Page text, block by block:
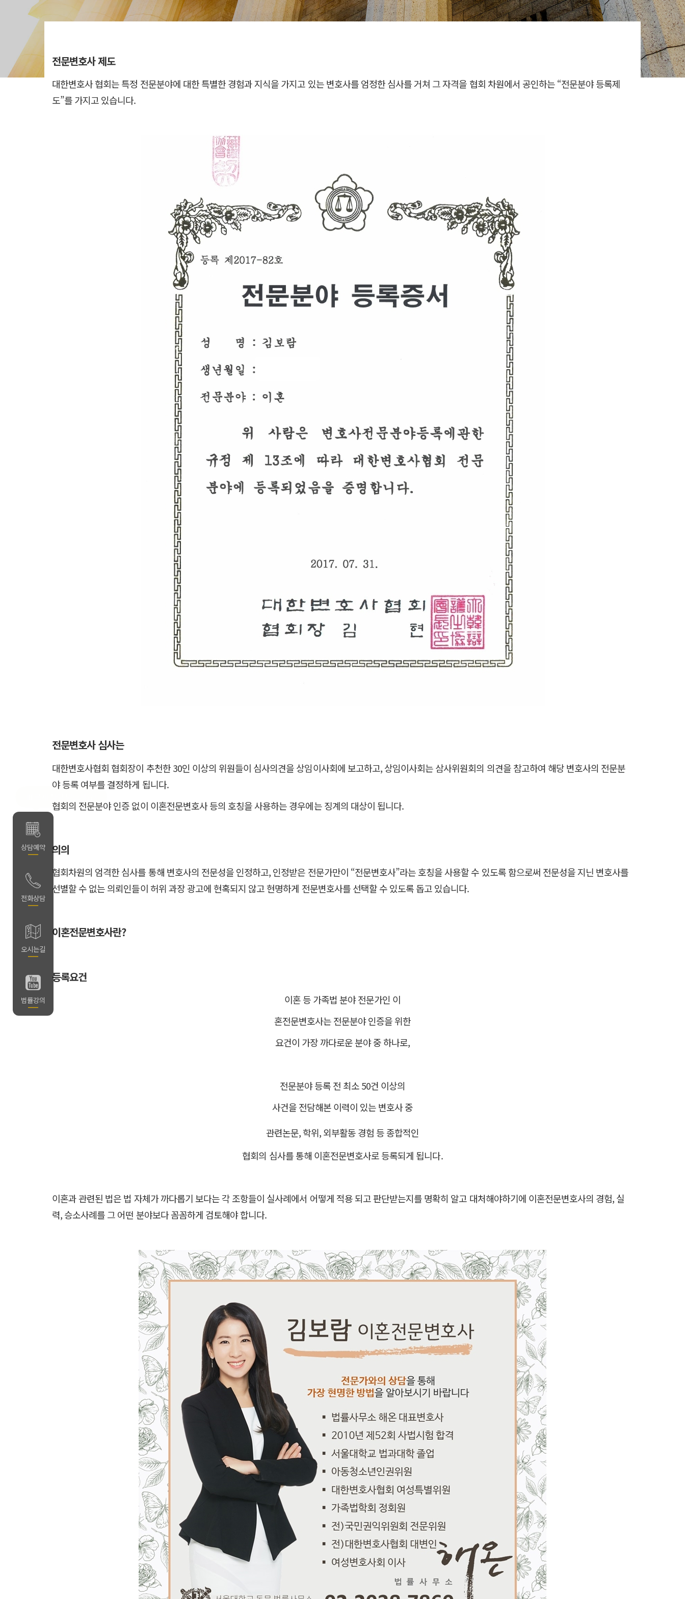
전문변호사 제도
대한변호사 협회는 특정 전문분야에 대한 특별한 경험과 지식을 가지고 있는 변호사를 엄정한 심사를 거쳐 그 자격을 협회 차원에서 공인하는 “전문분야 등록제
도”를 가지고 있습니다.
전문변호사 심사는
대한변호사협회 협회장이 추천한 30인 이상의 위원들이 심사의견을 상임이사회에 보고하고, 상임이사회는 삼사위원회의 의견을 참고하여 해당 변호사의 전문분
야 등록 여부를 결정하게 됩니다.
협회의 전문분야 인증 없이 이혼전문변호사 등의 호칭을 사용하는 경우에는 징계의 대상이 됩니다.
의의
협회차원의 엄격한 심사를 통해 변호사의 전문성을 인정하고, 인정받은 전문가만이 “전문변호사”라는 호칭을 사용할 수 있도록 함으로써 전문성을 지닌 변호사를
선별할 수 없는 의뢰인들이 허위 과장 광고에 현혹되지 않고 현명하게 전문변호사를 선택할 수 있도록 돕고 있습니다.
이혼전문변호사란?
등록요건
이혼 등 가족법 분야 전문가인 이
혼전문변호사는 전문분야 인증을 위한
요건이 가장 까다로운 분야 중 하나로,
전문분야 등록 전 최소 50건 이상의
사건을 전담해본 이력이 있는 변호사 중
관련논문, 학위, 외부활동 경험 등 종합적인
협회의 심사를 통해 이혼전문변호사로 등록되게 됩니다.
이혼과 관련된 법은 법 자체가 까다롭기 보다는 각 조항들이 실사례에서 어떻게 적용 되고 판단받는지를 명확히 알고 대처해야하기에 이혼전문변호사의 경험, 실
력, 승소사례를 그 어떤 분야보다 꼼꼼하게 검토해야 합니다.
상담예약
빠르게 상담 받으세요!
전화상담
오시는길
법률강의